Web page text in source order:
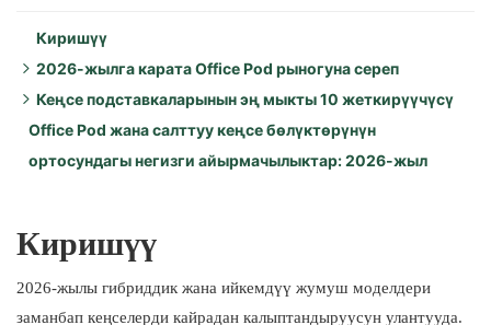
Киришүү
2026-жылга карата Office Pod рыногуна сереп
2026-жылдагы негизги кыймылдаткыч күчтөр:
Аймактык негизги учурлар:
Продукциянын тренддери:
Кеңсе подставкаларынын эң мыкты 10 жеткирүүчүсү
1. Алкактык түзүлүш
2. Зенбут
5. SnapCab
6. Силен
7. Mikomax Smart Office
Office Pod жана салттуу кеңсе бөлүктөрүнүн
ортосундагы негизги айырмачылыктар: 2026-жыл
Киришүү
2026-жылы гибриддик жана ийкемдүү жумуш моделдери
заманбап кеңселерди кайрадан калыптандыруусун улантууда.